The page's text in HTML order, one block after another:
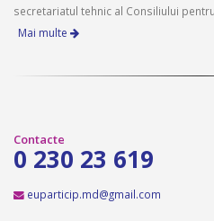
de către Consiliului Raional Soroca.
secretariatul tehnic al Consiliului
Contacte
0 230 23 619